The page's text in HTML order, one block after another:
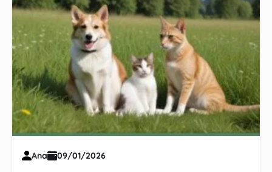
Ana 09/01/2026